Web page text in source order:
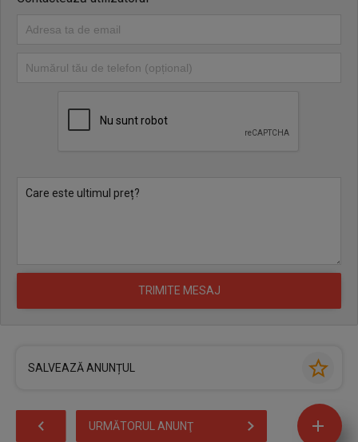
SALVEAZĂ ANUNȚUL
URMĂTORUL ANUNŢ